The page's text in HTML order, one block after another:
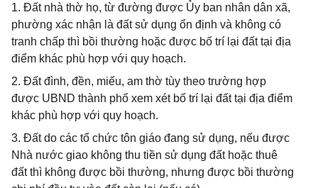
1. Đất nhà thờ họ, từ đường được Ủy ban nhân dân xã,
phường xác nhận là đất sử dụng ổn định và không có
tranh chấp thì bồi thường hoặc được bố trí lại đất tại địa
điểm khác phù hợp với quy hoạch.
2. Đất đình, đền, miếu, am thờ tùy theo trường hợp
được UBND thành phố xem xét bố trí lại đất tại địa điểm
khác phù hợp với quy hoạch.
3. Đất do các tổ chức tôn giáo đang sử dụng, nếu được
Nhà nước giao không thu tiền sử dụng đất hoặc thuê
đất thì không được bồi thường, nhưng được bồi thường